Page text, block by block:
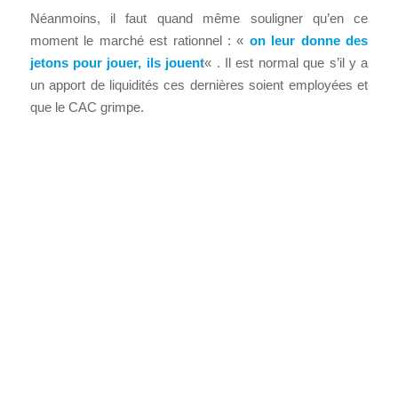
Néanmoins, il faut quand même souligner qu’en ce
moment le marché est rationnel : « on leur donne des
jetons pour jouer, ils jouent« . Il est normal que s’il y a
un apport de liquidités ces dernières soient employées et
que le CAC grimpe.